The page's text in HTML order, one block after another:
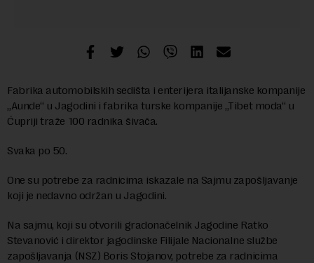
Fabrika automobilskih sedišta i enterijera italijanske kompanije
„Aunde“ u Jagodini i fabrika turske kompanije „Tibet moda“ u
Ćupriji traže 100 radnika šivača.
Svaka po 50.
One su potrebe za radnicima iskazale na Sajmu zapošljavanje
koji je nedavno održan u Jagodini.
Na sajmu, koji su otvorili gradonačelnik Jagodine Ratko
Stevanović i direktor jagodinske Filijale Nacionalne službe
zapošljavanja (NSZ) Boris Stojanov, potrebe za radnicima